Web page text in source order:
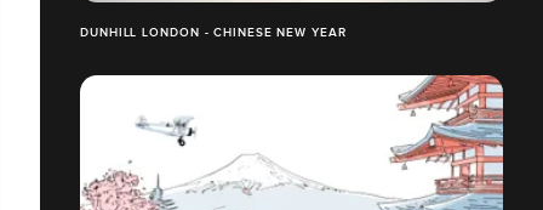
DUNHILL LONDON - CHINESE NEW YEAR